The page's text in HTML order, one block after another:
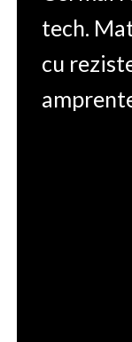
tech.
cu